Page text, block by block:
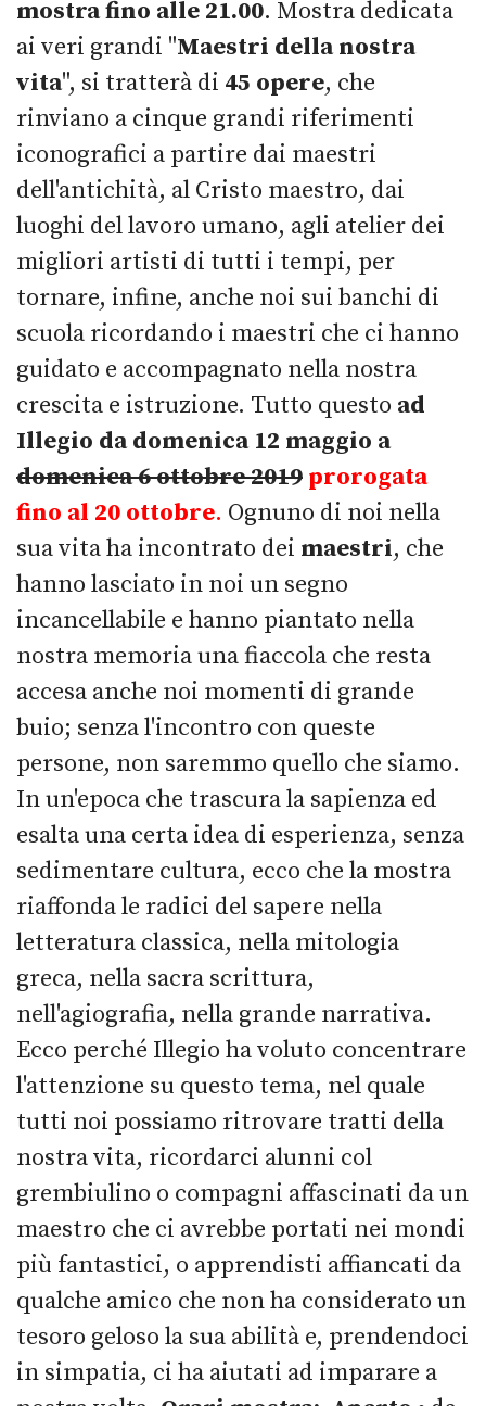
mostra fino alle 21.00. Mostra dedicata
ai veri grandi "Maestri della nostra
vita", si tratterà di 45 opere, che
rinviano a cinque grandi riferimenti
iconografici a partire dai maestri
dell'antichità, al Cristo maestro, dai
luoghi del lavoro umano, agli atelier dei
migliori artisti di tutti i tempi, per
tornare, infine, anche noi sui banchi di
scuola ricordando i maestri che ci hanno
guidato e accompagnato nella nostra
crescita e istruzione. Tutto questo ad
Illegio da domenica 12 maggio a
domenica 6 ottobre 2019 prorogata
fino al 20 ottobre. Ognuno di noi nella
sua vita ha incontrato dei maestri, che
hanno lasciato in noi un segno
incancellabile e hanno piantato nella
nostra memoria una fiaccola che resta
accesa anche noi momenti di grande
buio; senza l'incontro con queste
persone, non saremmo quello che siamo.
In un'epoca che trascura la sapienza ed
esalta una certa idea di esperienza, senza
sedimentare cultura, ecco che la mostra
riaffonda le radici del sapere nella
letteratura classica, nella mitologia
greca, nella sacra scrittura,
nell'agiografia, nella grande narrativa.
Ecco perché Illegio ha voluto concentrare
l'attenzione su questo tema, nel quale
tutti noi possiamo ritrovare tratti della
nostra vita, ricordarci alunni col
grembiulino o compagni affascinati da un
maestro che ci avrebbe portati nei mondi
più fantastici, o apprendisti affiancati da
qualche amico che non ha considerato un
tesoro geloso la sua abilità e, prendendoci
in simpatia, ci ha aiutati ad imparare a